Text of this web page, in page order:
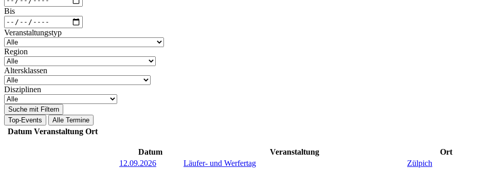
Bis
Veranstaltungstyp
Region
Altersklassen
Disziplinen
Suche mit Filtern
Top-Events
Alle Termine
Datum Veranstaltung Ort
Datum Veranstaltung
Ort
12.09.2026
Läufer- und Werfertag
Zülpich